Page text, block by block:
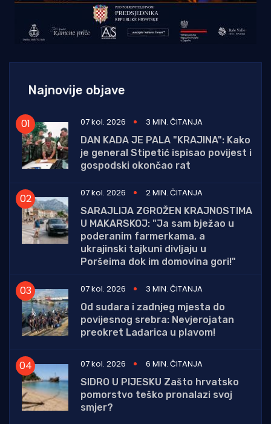
Najnovije objave
07 kol. 2026
3 MIN. ČITANJA
DAN KADA JE PALA "KRAJINA": Kako
je general Stipetić ispisao povijest i
gospodski okončao rat
07 kol. 2026
2 MIN. ČITANJA
SARAJLIJA ZGROŽEN KRAJNOSTIMA
U MAKARSKOJ: "Ja sam bježao u
poderanim farmerkama, a
ukrajinski tajkuni divljaju u
Poršeima dok im domovina gori!"
07 kol. 2026
3 MIN. ČITANJA
Od sudara i zadnjeg mjesta do
povijesnog srebra: Nevjerojatan
preokret Lađarica u plavom!
07 kol. 2026
6 MIN. ČITANJA
SIDRO U PIJESKU Zašto hrvatsko
pomorstvo teško pronalazi svoj
smjer?